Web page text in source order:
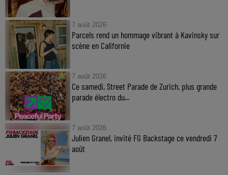
7 août 2026
Parcels rend un hommage vibrant à Kavinsky sur
scène en Californie
7 août 2026
Ce samedi, Street Parade de Zurich, plus grande
parade électro du...
7 août 2026
Julien Granel, invité FG Backstage ce vendredi 7
août